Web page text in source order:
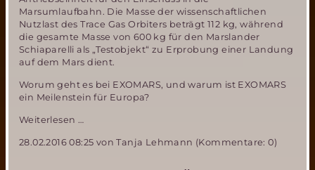
Marsumlaufbahn. Die Masse der wissenschaftlichen
Nutzlast des Trace Gas Orbiters beträgt 112 kg, während
die gesamte Masse von 600 kg für den Marslander
Schiaparelli als „Testobjekt“ zu Erprobung einer Landung
auf dem Mars dient.
Worum geht es bei EXOMARS, und warum ist EXOMARS
ein Meilenstein für Europa?
Weiterlesen …
Mission-
28.02.2016 08:25 von Tanja Lehmann (Kommentare: 0)